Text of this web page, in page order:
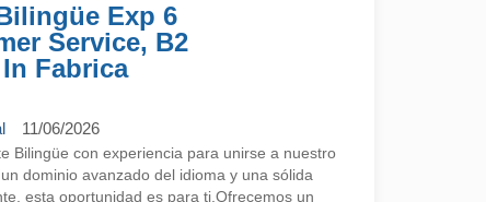
Exp 6
Service, B2
Fabrica
11/06/2026
Bilingüe con experiencia para unirse a nuestro
dominio avanzado del idioma y una sólida
esta oportunidad es para ti.Ofrecemos un